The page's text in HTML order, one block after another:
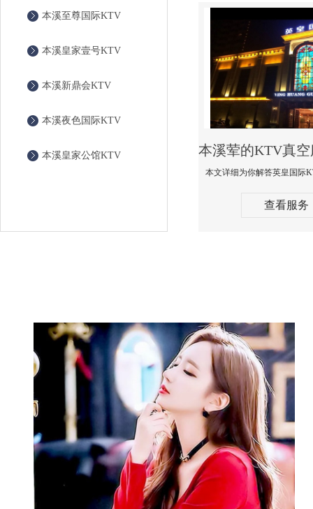
本溪至尊国际KTV
本溪皇家壹号KTV
本溪新鼎会KTV
本溪夜色国际KTV
本溪皇家公馆KTV
查看服务